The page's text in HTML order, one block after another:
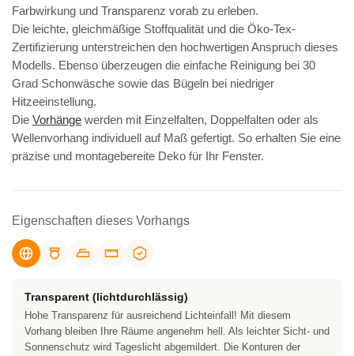
Farbwirkung und Transparenz vorab zu erleben.
Die leichte, gleichmäßige Stoffqualität und die Öko-Tex-
Zertifizierung unterstreichen den hochwertigen Anspruch dieses
Modells. Ebenso überzeugen die einfache Reinigung bei 30
Grad Schonwäsche sowie das Bügeln bei niedriger
Hitzeeinstellung.
Die Vorhänge werden mit Einzelfalten, Doppelfalten oder als
Wellenvorhang individuell auf Maß gefertigt. So erhalten Sie eine
präzise und montagebereite Deko für Ihr Fenster.
Eigenschaften dieses Vorhangs
Transparent (lichtdurchlässig)
Hohe Transparenz für ausreichend Lichteinfall! Mit diesem
Vorhang bleiben Ihre Räume angenehm hell. Als leichter Sicht- und
Sonnenschutz wird Tageslicht abgemildert. Die Konturen der